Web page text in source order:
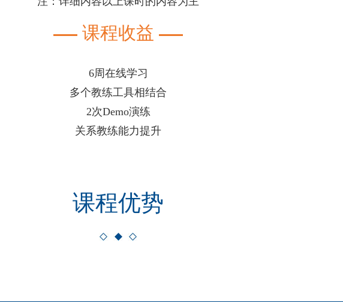
课程收益
6周在线学习
多个教练工具相结合
2次Demo演练
关系教练能力提升
课程优势